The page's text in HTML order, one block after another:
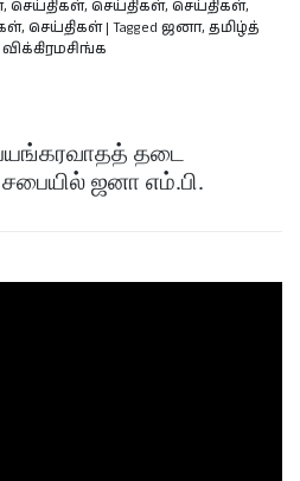
, செய்திகள், செய்திகள், செய்திகள்,
, செய்திகள்| Tagged ஜனா, தமிழ்த்
தடை
ஜனா எம்.பி.